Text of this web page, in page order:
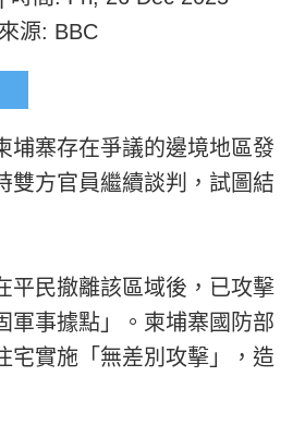
源: BBC
埔寨存在爭議的邊境地區發
雙方官員繼續談判，試圖結
平民撤離該區域後，已攻擊
軍事據點」。柬埔寨國防部
宅實施「無差別攻擊」，造